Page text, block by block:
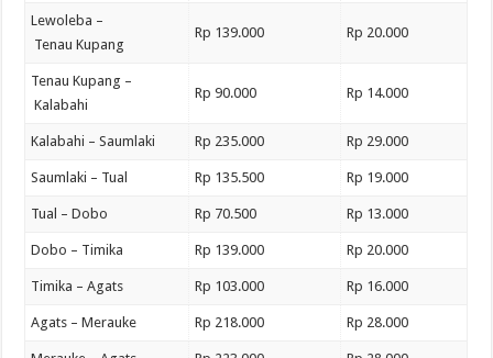
Lewoleba –
Tenau Kupang
Rp 139.000 Rp 20.000
Tenau Kupang –
Kalabahi
Rp 90.000 Rp 14.000
Kalabahi – Saumlaki Rp 235.000 Rp 29.000
Saumlaki – Tual Rp 135.500 Rp 19.000
Tual – Dobo Rp 70.500 Rp 13.000
Dobo – Timika Rp 139.000 Rp 20.000
Timika – Agats Rp 103.000 Rp 16.000
Agats – Merauke Rp 218.000 Rp 28.000